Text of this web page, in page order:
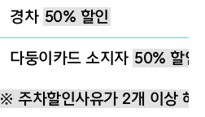
경차 50% 할인
다둥이카드 소지자 50% 할인
※ 주차할인사유가 2개 이상 해